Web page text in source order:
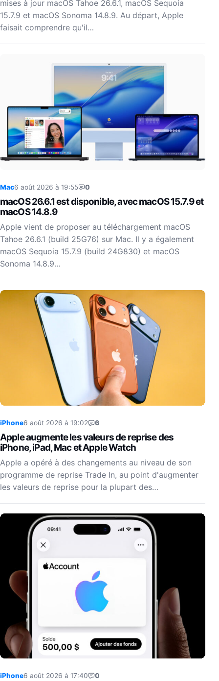
mises à jour macOS Tahoe 26.6.1, macOS Sequoia
15.7.9 et macOS Sonoma 14.8.9. Au départ, Apple
faisait comprendre qu'il…
Mac6 août 2026 à 19:55 0
macOS 26.6.1 est disponible, avec macOS 15.7.9 et
macOS 14.8.9
Apple vient de proposer au téléchargement macOS
Tahoe 26.6.1 (build 25G76) sur Mac. Il y a également
macOS Sequoia 15.7.9 (build 24G830) et macOS
Sonoma 14.8.9…
iPhone6 août 2026 à 19:02 6
Apple augmente les valeurs de reprise des
iPhone, iPad, Mac et Apple Watch
Apple a opéré à des changements au niveau de son
programme de reprise Trade In, au point d'augmenter
les valeurs de reprise pour la plupart des…
iPhone6 août 2026 à 17:40 0